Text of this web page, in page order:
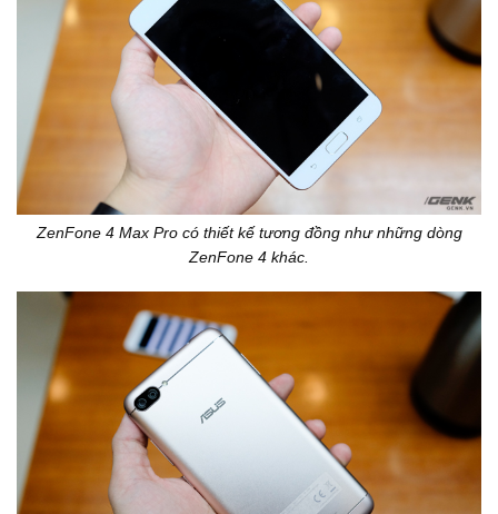
ZenFone 4 Max Pro có thiết kế tương đồng như những dòng
ZenFone 4 khác.